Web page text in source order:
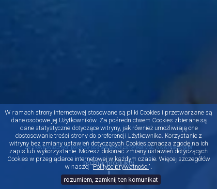
Ze zrównoważonych połowów posiadających certyfikat MSC. www.msc.org/pl
poznaj produkty
W ramach strony internetowej stosowane są pliki Cookies i przetwarzane są
dane osobowe jej Użytkowników. Za pośrednictwem Cookies zbierane są
dane statystyczne dotyczące witryny, jak również umożliwiają one
dostosowanie treści strony do preferencji Użytkownika. Korzystanie z
witryny bez zmiany ustawień dotyczących Cookies oznacza zgodę na ich
zapis lub wykorzystanie. Możesz dokonać zmiany ustawień dotyczących
Cookies w przeglądarce internetowej w każdym czasie. Więcej szczegółów
w naszej "Polityce prywatności".
rozumiem, zamknij ten komunikat